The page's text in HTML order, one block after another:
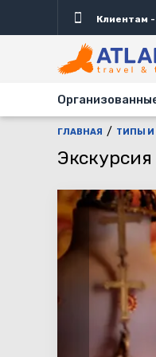
Клиентам
ГЛАВНАЯ ТИПЫ И
Описание